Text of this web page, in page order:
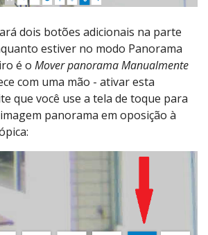
dois botões adicionais na parte
estiver no modo Panorama
é o Mover panorama Manualmente
com uma mão - ativar esta
que você use a tela de toque para
panorama em oposição à